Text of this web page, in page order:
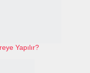
Yapılır?